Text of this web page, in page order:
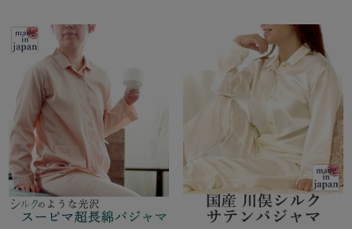
ガールズ上着
単品
上着
ボーイズ
ズボ
ン単品
売れ筋ランキング
- Item Ranking -
新着商品
- New Arrival -